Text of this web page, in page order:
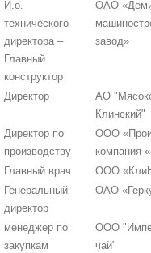
И.о.
технического
директора –
Главный
конструктор
ОАО
завод»
Директор
АО
Клинский"
Директор по
производству
ООО
компания
Главный врач
ООО
Генеральный
директор
ОАО
менеджер по
закупкам
ООО
чай"